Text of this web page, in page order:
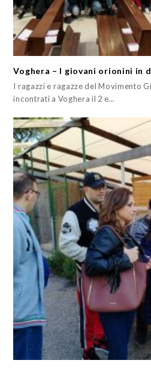
Voghera – I giovani orionini in
I ragazzi e ragazze del Movimento
incontrati a Voghera il 2 e…